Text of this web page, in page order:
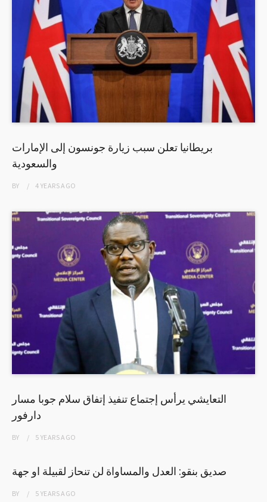
بريطانيا تعلن سبب زيارة جونسون إلى الإمارات
والسعودية
BY 4 YEARSAGO
التعايشي يرأس إجتماع تنفيذ إتفاق سلام جوبا مسار
دارفور
BY 5 YEARSAGO
صديق بنقو: العدل والمساواة لن تنحاز لقبيلة او جهة
BY 5 YEARSAGO